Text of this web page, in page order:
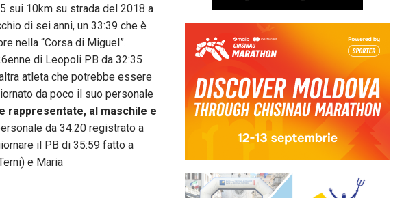
sui 10km su strada del 2018 a
di sei anni, un 33:39 che è
nella “Corsa di Miguel”.
di Leopoli PB da 32:35
atleta che potrebbe essere
da poco il suo personale
rappresentate, al maschile e
da 34:20 registrato a
il PB di 35:59 fatto a
e Maria